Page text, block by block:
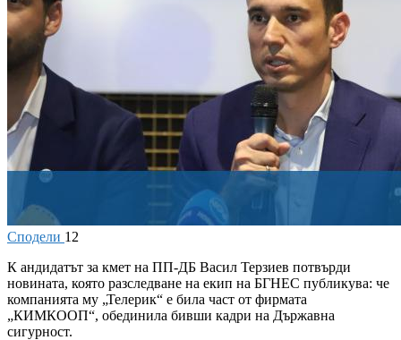
Сподели 12
К андидатът за кмет на ПП-ДБ Васил Терзиев потвърди
новината, която разследване на екип на БГНЕС публикува: че
компанията му „Телерик“ е била част от фирмата
„КИМКООП“, обединила бивши кадри на Държавна
сигурност.